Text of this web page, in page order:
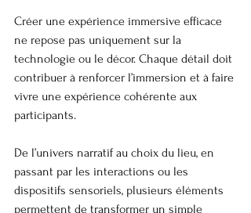
Créer une expérience immersive efficace
ne repose pas uniquement sur la
technologie ou le décor. Chaque détail doit
contribuer à renforcer l’immersion et à faire
vivre une expérience cohérente aux
participants.
De l’univers narratif au choix du lieu, en
passant par les interactions ou les
dispositifs sensoriels, plusieurs éléments
permettent de transformer un simple